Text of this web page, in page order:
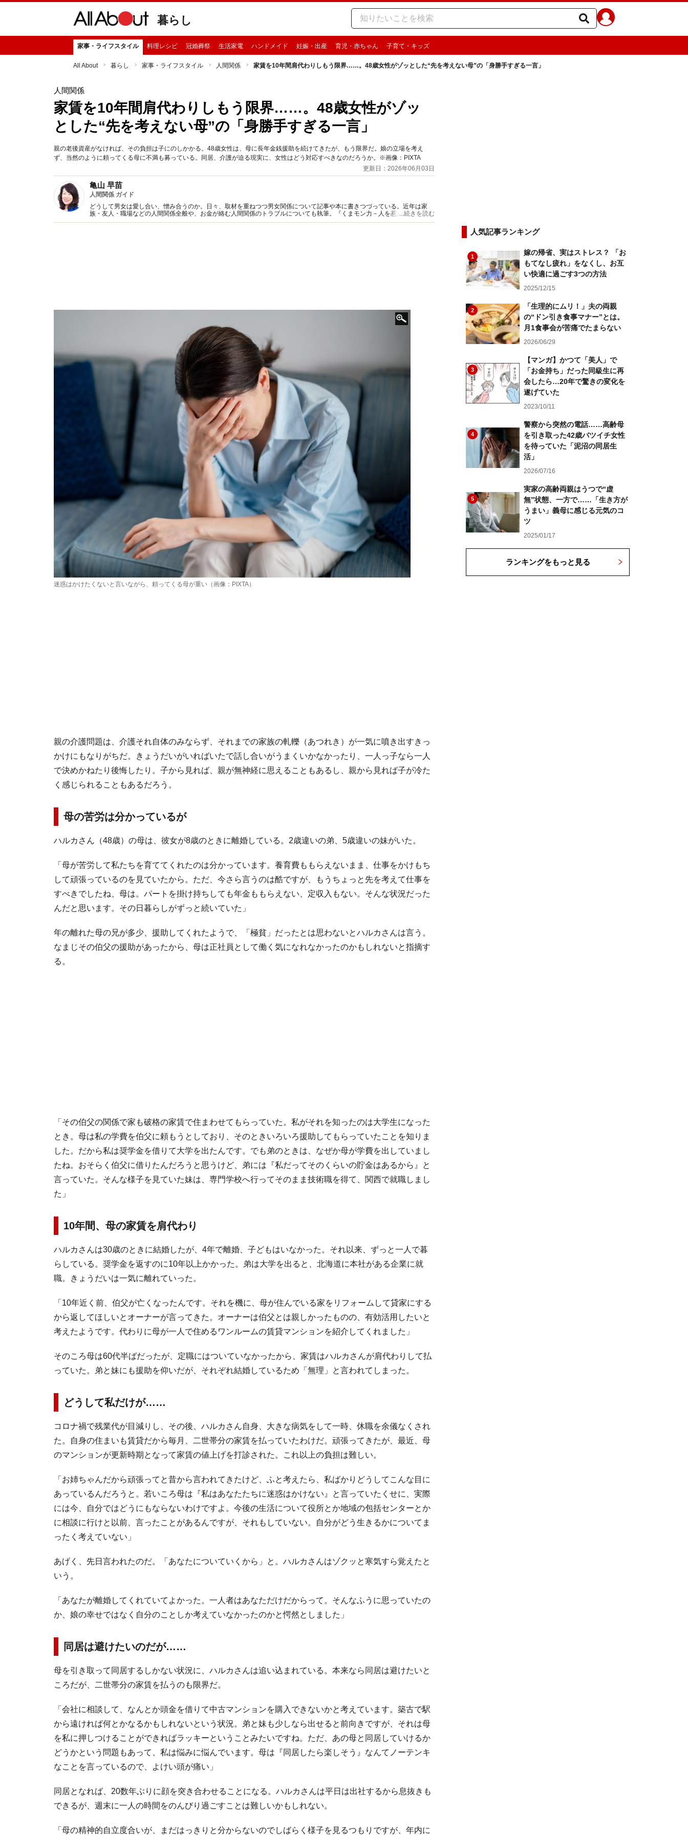
暮らし
家事・ライフスタイル 料理レシピ 冠婚葬祭 生活家電 ハンドメイド 妊娠・出産 育児・赤ちゃん 子育て・キッズ
All About 暮らし 家事・ライフスタイル 人間関係 家賃を10年間肩代わりしもう限界……。48歳女性がゾッとした“先を考えない母”の「身勝手すぎる一言」
人間関係
家賃を10年間肩代わりしもう限界……。48歳女性がゾッ
とした“先を考えない母”の「身勝手すぎる一言」
親の老後資産がなければ、その負担は子にのしかかる。48歳女性は、母に長年金銭援助を続けてきたが、もう限界だ。娘の立場を考え
ず、当然のように頼ってくる母に不満も募っている。同居、介護が迫る現実に、女性はどう対応すべきなのだろうか。※画像：PIXTA
更新日：2026年06月03日
亀山 早苗
人間関係 ガイド
どうして男女は愛し合い、憎み合うのか。日々、取材を重ねつつ男女関係について記事や本に書きつづっている。近年は家
族・友人・職場などの人間関係全般や、お金が絡む人間関係のトラブルについても執筆。『くまモン力－人を惹きつける愛と
魅力の秘密』など著書多数。
...続きを読む
迷惑はかけたくないと言いながら、頼ってくる母が重い（画像：PIXTA）
親の介護問題は、介護それ自体のみならず、それまでの家族の軋轢（あつれき）が一気に噴き出すきっ
かけにもなりがちだ。きょうだいがいればいたで話し合いがうまくいかなかったり、一人っ子なら一人
で決めかねたり後悔したり。子から見れば、親が無神経に思えることもあるし、親から見れば子が冷た
く感じられることもあるだろう。
母の苦労は分かっているが
ハルカさん（48歳）の母は、彼女が8歳のときに離婚している。2歳違いの弟、5歳違いの妹がいた。
「母が苦労して私たちを育ててくれたのは分かっています。養育費ももらえないまま、仕事をかけもち
して頑張っているのを見ていたから。ただ、今さら言うのは酷ですが、もうちょっと先を考えて仕事を
すべきでしたね、母は。パートを掛け持ちしても年金ももらえない、定収入もない。そんな状況だった
んだと思います。その日暮らしがずっと続いていた」
年の離れた母の兄が多少、援助してくれたようで、「極貧」だったとは思わないとハルカさんは言う。
なまじその伯父の援助があったから、母は正社員として働く気になれなかったのかもしれないと指摘す
る。
「その伯父の関係で家も破格の家賃で住まわせてもらっていた。私がそれを知ったのは大学生になった
とき。母は私の学費を伯父に頼もうとしており、そのときいろいろ援助してもらっていたことを知りま
した。だから私は奨学金を借りて大学を出たんです。でも弟のときは、なぜか母が学費を出していまし
たね。おそらく伯父に借りたんだろうと思うけど、弟には『私だってそのくらいの貯金はあるから』と
言っていた。そんな様子を見ていた妹は、専門学校へ行ってそのまま技術職を得て、関西で就職しまし
た」
10年間、母の家賃を肩代わり
ハルカさんは30歳のときに結婚したが、4年で離婚、子どもはいなかった。それ以来、ずっと一人で暮
らしている。奨学金を返すのに10年以上かかった。弟は大学を出ると、北海道に本社がある企業に就
職。きょうだいは一気に離れていった。
「10年近く前、伯父が亡くなったんです。それを機に、母が住んでいる家をリフォームして貸家にする
から返してほしいとオーナーが言ってきた。オーナーは伯父とは親しかったものの、有効活用したいと
考えたようです。代わりに母が一人で住めるワンルームの賃貸マンションを紹介してくれました」
そのころ母は60代半ばだったが、定職にはついていなかったから、家賃はハルカさんが肩代わりして払
っていた。弟と妹にも援助を仰いだが、それぞれ結婚しているため「無理」と言われてしまった。
どうして私だけが……
コロナ禍で残業代が目減りし、その後、ハルカさん自身、大きな病気をして一時、休職を余儀なくされ
た。自身の住まいも賃貸だから毎月、二世帯分の家賃を払っていたわけだ。頑張ってきたが、最近、母
のマンションが更新時期となって家賃の値上げを打診された。これ以上の負担は難しい。
「お姉ちゃんだから頑張ってと昔から言われてきたけど、ふと考えたら、私ばかりどうしてこんな目に
あっているんだろうと。若いころ母は『私はあなたたちに迷惑はかけない』と言っていたくせに、実際
には今、自分ではどうにもならないわけですよ。今後の生活について役所とか地域の包括センターとか
に相談に行けと以前、言ったことがあるんですが、それもしていない。自分がどう生きるかについてま
ったく考えていない」
あげく、先日言われたのだ。「あなたについていくから」と。ハルカさんはゾクッと寒気すら覚えたと
いう。
「あなたが離婚してくれていてよかった。一人者はあなただけだからって。そんなふうに思っていたの
か、娘の幸せではなく自分のことしか考えていなかったのかと愕然としました」
同居は避けたいのだが……
母を引き取って同居するしかない状況に、ハルカさんは追い込まれている。本来なら同居は避けたいと
ころだが、二世帯分の家賃を払うのも限界だ。
「会社に相談して、なんとか頭金を借りて中古マンションを購入できないかと考えています。築古で駅
から遠ければ何とかなるかもしれないという状況。弟と妹も少しなら出せると前向きですが、それは母
を私に押しつけることができればラッキーということみたいですね。ただ、あの母と同居していけるか
どうかという問題もあって、私は悩みに悩んでいます。母は『同居したら楽しそう』なんてノーテンキ
なことを言っているので、よけい頭が痛い」
同居となれば、20数年ぶりに顔を突き合わせることになる。ハルカさんは平日は出社するから息抜きも
できるが、週末に一人の時間をのんびり過ごすことは難しいかもしれない。
「母の精神的自立度合いが、まだはっきりと分からないのでしばらく様子を見るつもりですが、年内に
人気記事ランキング
1
嫁の帰省、実はストレス？ 「お
もてなし疲れ」をなくし、お互
い快適に過ごす3つの方法
2025/12/15
2
「生理的にムリ！」夫の両親
の“ドン引き食事マナー”とは。
月1食事会が苦痛でたまらない
2026/06/29
3
【マンガ】かつて「美人」で
「お金持ち」だった同級生に再
会したら…20年で驚きの変化を
遂げていた
2023/10/11
4
警察から突然の電話……高齢母
を引き取った42歳バツイチ女性
を待っていた「泥沼の同居生
活」
2026/07/16
5
実家の高齢両親はうつで“虚
無”状態、一方で……「生き方が
うまい」義母に感じる元気のコ
ツ
2025/01/17
ランキングをもっと見る